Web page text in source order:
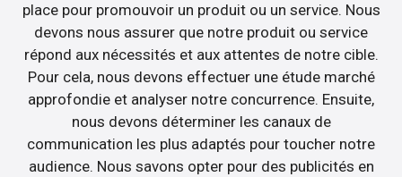
place pour promouvoir un produit ou un service. Nous
devons nous assurer que notre produit ou service
répond aux nécessités et aux attentes de notre cible.
Pour cela, nous devons effectuer une étude marché
approfondie et analyser notre concurrence. Ensuite,
nous devons déterminer les canaux de
communication les plus adaptés pour toucher notre
audience. Nous savons opter pour des publicités en